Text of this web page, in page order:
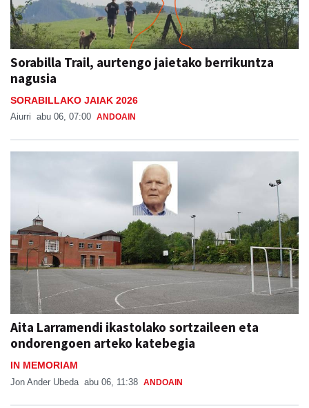
Sorabilla Trail, aurtengo jaietako berrikuntza
nagusia
SORABILLAKO JAIAK 2026
Aiurri abu 06, 07:00 ANDOAIN
Aita Larramendi ikastolako sortzaileen eta
ondorengoen arteko katebegia
IN MEMORIAM
Jon Ander Ubeda abu 06, 11:38 ANDOAIN